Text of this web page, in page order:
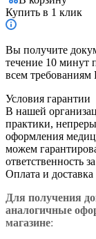
Купить в 1 клик
Вы получите
течение 10 минут
всем требованиям
Условия гарантии
В нашей
практики,
оформления
можем
ответственность
Оплата и доставка
Для получения
аналогичные
магазине: